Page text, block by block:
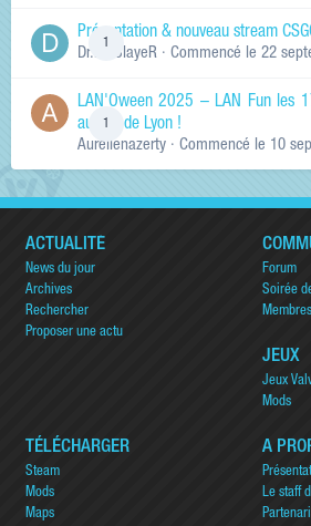
Présentation & nouveau stream
Dr.KinSlayeR · Commencé le 22
LAN'Oween 2025 – LAN Fun les
au sud de Lyon !
Aurelienazerty · Commencé le 10
ACTUALITÉ
News du jour
Archives
Rechercher
Proposer une actu
Forum
Soirée
Membres
JEUX
Jeux
Mods
TÉLÉCHARGER
Steam
Mods
Maps
A
Le staff